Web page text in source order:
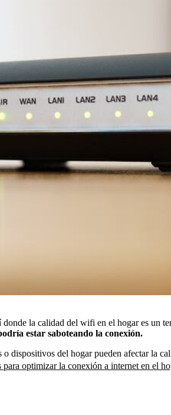
la calidad del wifi en el hogar es un
estar saboteando la conexión.
dispositivos del hogar pueden afectar la
para optimizar la conexión a internet en el